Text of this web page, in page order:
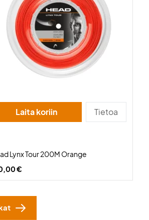
Laita koriin Tietoa
Lynx Tour 200M Orange
€